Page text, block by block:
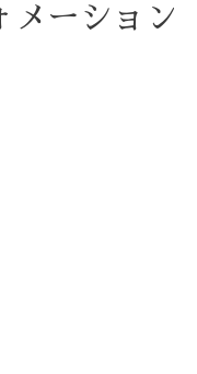
メーション